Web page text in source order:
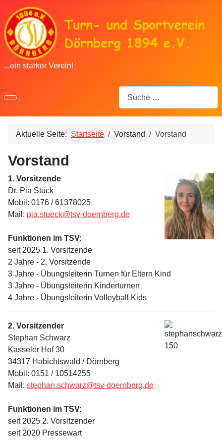
...ein starker Verein!
Aktuelle Seite: Startseite Vorstand Vorstand
Vorstand
1. Vorsitzende
Dr. Pia Stück
Mobil: 0176 / 61378025
Mail: pia.stueck@tsv-doernberg.de
Funktionen im TSV:
seit 2025 1. Vorsitzende
2 Jahre - 2. Vorsitzende
3 Jahre - Übungsleiterin Turnen für Eltern Kind
3 Jahre - Übungsleiterin Kinderturnen
4 Jahre - Übungsleiterin Volleyball Kids
2. Vorsitzender
Stephan Schwarz
Kasseler Hof 30
34317 Habichtswald / Dörnberg
Mobil: 0151 / 10514255
Mail: stephan.schwarz@tsv-doernberg.de
Funktionen im TSV:
seit 2025 2. Vorsitzender
seit 2020 Pressewart